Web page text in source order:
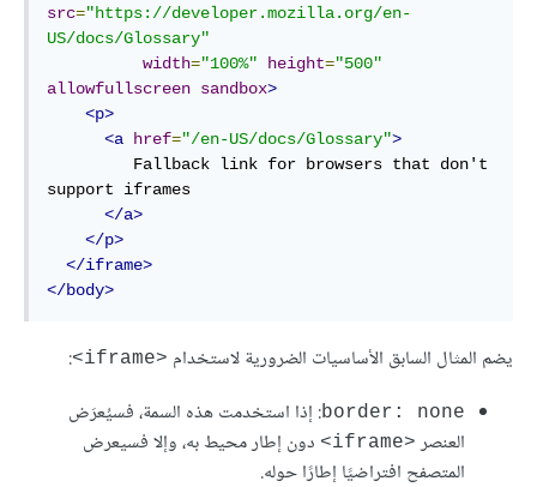
src="https://developer.mozilla.org/en-
US/docs/Glossary"
width="100%" height="500"
allowfullscreen sandbox>
<p>
<a href="/en-US/docs/Glossary">
support iframes
</a>
</p>
</iframe>
</body>
يضم المثال السابق الأساسيات الضرورية لاستخدام <iframe>
:
border: none: إذا استخدمت هذه السمة، فسيُعرَض
العنصر <iframe>
دون إطار محيط به، وإلا فسيعرض
المتصفح افتراضيًا إطارًا حوله.